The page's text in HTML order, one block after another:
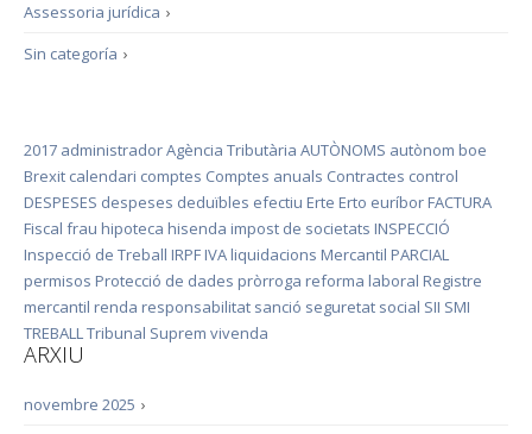
›
Assessoria jurídica
›
Sin categoría
2017 administradorAgència Tributària AUTÒNOMS autònom boe
Brexit calendari comptes Comptes anuals Contractes control
DESPESES despeses deduïbles efectiu Erte Erto euríbor FACTURA
Fiscal frau hipoteca hisenda impost de societats INSPECCIÓ
Inspecció de Treball IRPF IVA liquidacions Mercantil PARCIAL
permisos Protecció de dades pròrroga reforma laboral Registre
mercantil renda responsabilitat sanció seguretat social SII SMI
TREBALLTribunal Suprem vivenda
ARXIU
›
novembre 2025